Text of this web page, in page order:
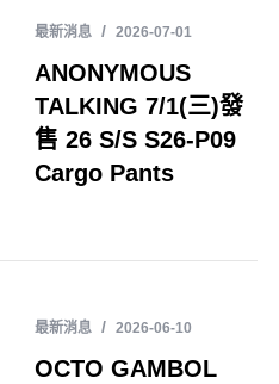
最新消息 2026-07-01
ANONYMOUS
TALKING 7/1(三)發
售 26 S/S S26-P09
Cargo Pants
最新消息 2026-06-10
OCTO GAMBOL